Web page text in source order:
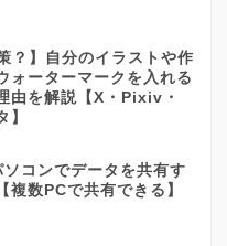
？】自分のイラストや作
ォーターマークを入れる
由を解説【X・Pixiv・
】
コンでデータを共有す
複数PCで共有できる】